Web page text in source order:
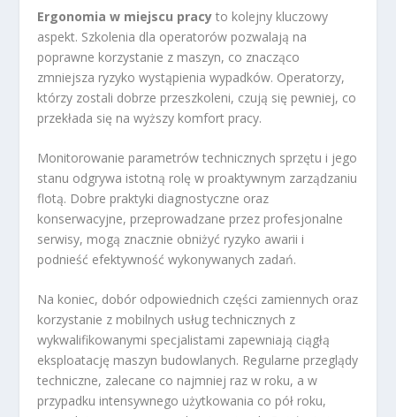
Ergonomia w miejscu pracy to kolejny kluczowy
aspekt. Szkolenia dla operatorów pozwalają na
poprawne korzystanie z maszyn, co znacząco
zmniejsza ryzyko wystąpienia wypadków. Operatorzy,
którzy zostali dobrze przeszkoleni, czują się pewniej, co
przekłada się na wyższy komfort pracy.
Monitorowanie parametrów technicznych sprzętu i jego
stanu odgrywa istotną rolę w proaktywnym zarządzaniu
flotą. Dobre praktyki diagnostyczne oraz
konserwacyjne, przeprowadzane przez profesjonalne
serwisy, mogą znacznie obniżyć ryzyko awarii i
podnieść efektywność wykonywanych zadań.
Na koniec, dobór odpowiednich części zamiennych oraz
korzystanie z mobilnych usług technicznych z
wykwalifikowanymi specjalistami zapewniają ciągłą
eksploatację maszyn budowlanych. Regularne przeglądy
techniczne, zalecane co najmniej raz w roku, a w
przypadku intensywnego użytkowania co pół roku,